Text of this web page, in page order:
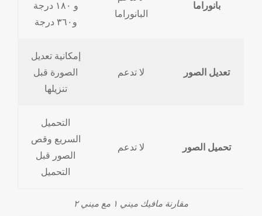
و ١٨٠ درجة
و٣٦٠ درجة
البانوراما
بانوراما
إمكانية تعديل
الصورة قبل
تنزيلها
لا تدعم تعديل الصور
التحميل
السريع وقص
الصور قبل
التحميل
لا تدعم تحميل الصور
مقارنة مافيك ميني ١ مع ميني ٢